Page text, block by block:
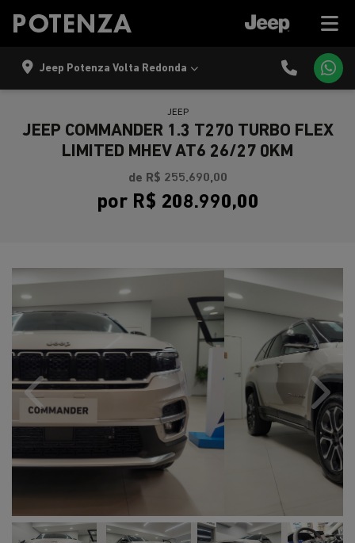
Jeep Potenza Volta Redonda
JEEP
JEEP COMMANDER 1.3 T270 TURBO FLEX
LIMITED MHEV AT6 26/27 0KM
de R$ 255.690,00
por R$ 208.990,00
Previous Next